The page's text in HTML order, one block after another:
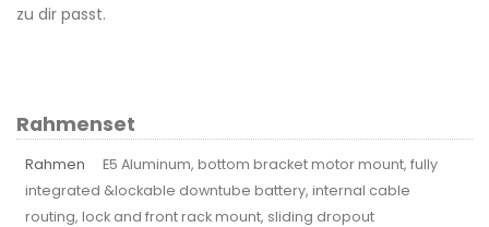
zu dir passt.
Rahmenset
Rahmen
E5 Aluminum, bottom bracket motor mount, fully
integrated &lockable downtube battery, internal cable
routing, lock and front rack mount, sliding dropout